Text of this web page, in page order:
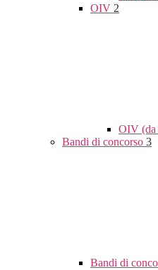
OIV 2
OIV (da
Bandi di concorso 3
Bandi di